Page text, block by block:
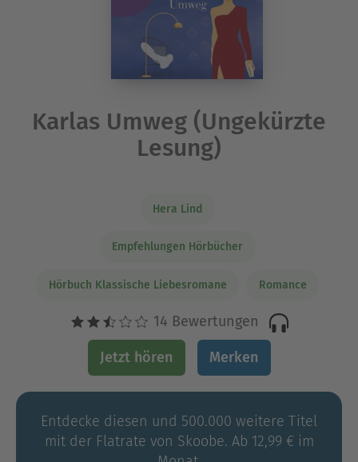
Karlas Umweg (Ungekürzte
Lesung)
Hera Lind
Empfehlungen Hörbücher
Hörbuch Klassische Liebesromane Romance
14 Bewertungen
Jetzt hören Merken
Entdecke diesen und 500.000 weitere Titel
mit der Flatrate von Skoobe. Ab 12,99 € im